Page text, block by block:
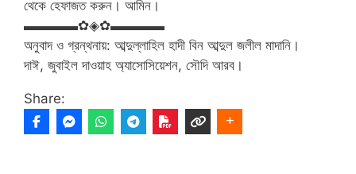
থেকে হেফাজত করুন। আমিন।
▬▬▬▬✿◈✿▬▬▬▬
অনুবাদ ও গ্রন্থনায়: আব্দুল্লাহিল হাদী বিন আব্দুল জলীল মাদানি।
দাঈ, জুবাইল দাওয়াহ অ্যাসোসিয়েশন, সৌদি আরব।
Share: